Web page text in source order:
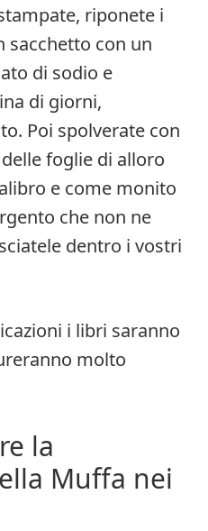
riponete i
sacchetto con un
di sodio e
di giorni,
Poi spolverate con
foglie di alloro
e come monito
che non ne
dentro i vostri
i libri saranno
molto
la
Muffa nei